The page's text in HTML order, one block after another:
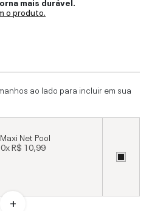
o produto.
ao lado para incluir em sua
Net Pool
R$ 10,99